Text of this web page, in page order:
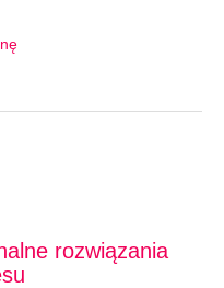
rozwiązania